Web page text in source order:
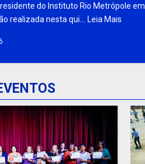
do Instituto Rio Metrópole em
realizada nesta qui... Leia Mais